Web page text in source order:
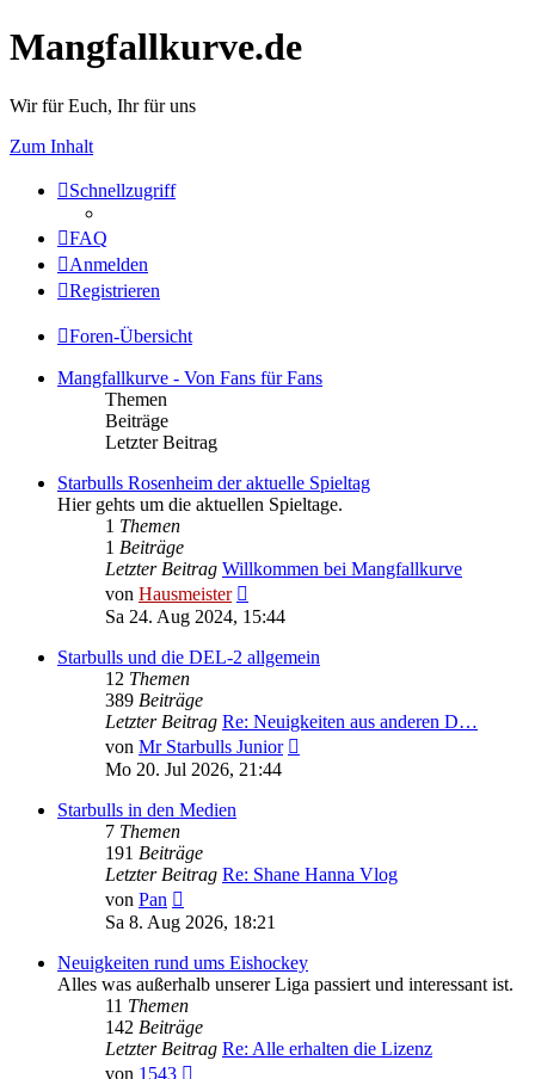
Mangfallkurve.de
Wir für Euch, Ihr für uns
Zum Inhalt
Schnellzugriff
FAQ
Anmelden
Registrieren
Foren-Übersicht
Mangfallkurve - Von Fans für Fans
Themen
Beiträge
Letzter Beitrag
Starbulls Rosenheim der aktuelle Spieltag
Hier gehts um die aktuellen Spieltage.
1 Themen
1 Beiträge
Letzter Beitrag Willkommen bei Mangfallkurve
von Hausmeister
Beitrag
Sa 24. Aug 2024, 15:44
Starbulls und die DEL-2 allgemein
12 Themen
389 Beiträge
Letzter Beitrag Re: Neuigkeiten aus anderen D…
von Mr Starbulls Junior
Mo 20. Jul 2026, 21:44
Starbulls in den Medien
7 Themen
191 Beiträge
Letzter Beitrag Re: Shane Hanna Vlog
von Pan
Beitrag
Sa 8. Aug 2026, 18:21
Neuigkeiten rund ums Eishockey
Alles was außerhalb unserer Liga passiert und interessant ist.
11 Themen
142 Beiträge
Letzter Beitrag Re: Alle erhalten die Lizenz
von 1543